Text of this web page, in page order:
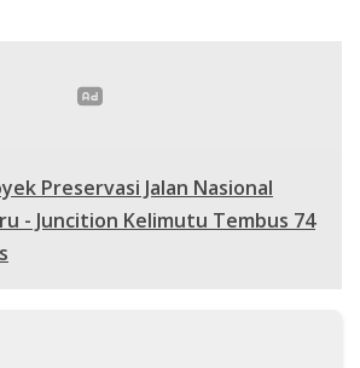
Preservasi Jalan Nasional
- Juncition Kelimutu Tembus 74